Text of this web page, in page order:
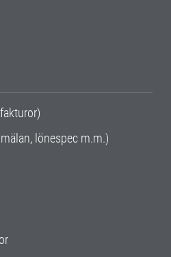
lönespec m.m.)